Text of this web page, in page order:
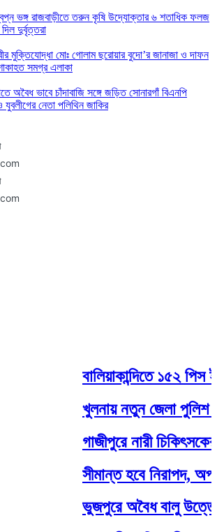
ভঙ্গ রাজবাড়ীতে তরুন কৃষি উদ্যোক্তার ৬ শতাধিক ফলজ
দুর্বৃত্তরা
মুক্তিযোদ্ধা মোঃ গোলাম ছরোয়ার বুদো’র জানাজা ও দাফন
সমগ্র এলাকা
অবৈধ ভাবে চাঁদাবাজি সঙ্গে জড়িত সোনারগাঁ বিএনপি
নেতা পলিথিন জাকির
বালিয়াকান্দিতে ১৫২
খুলনায় নতুন জেলা পুলিশ
গাজীপুরে নারী
সীমান্ত হবে নিরাপদ,
ভুজপুরে অবৈধ বালু